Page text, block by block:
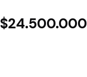
$24.500.000